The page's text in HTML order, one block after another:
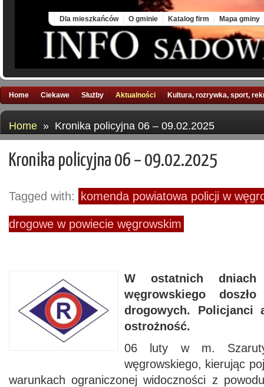
Dla mieszkańców O gminie Katalog firm Mapa gminy
Home Ciekawe Służby Aktualności Kultura, rozrywka, sport,
Home » Kronika policyjna 06 – 09.02.2025
Kronika policyjna 06 – 09.02.2025
Tagged with: komenda powiatowa policji w
drogowe w powiecie węgrowskim
W ostatnich
węgrowskiego
drogowych. Policjanci
ostrożność.
06 luty w m.
węgrowskiego, kierując
warunkach ograniczonej widoczności z